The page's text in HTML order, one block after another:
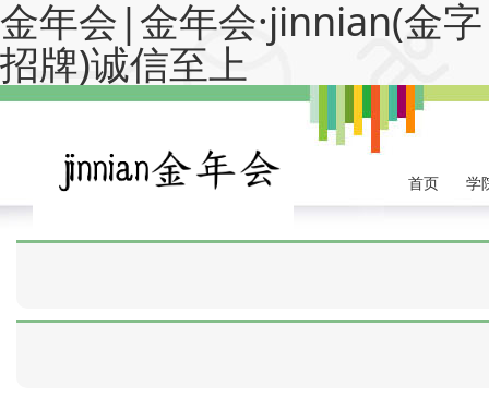
金年会|金年会·jinnian(金字
招牌)诚信至上
首页 学